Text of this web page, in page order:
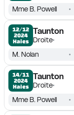
Mme B. Powell
12/12
2024
Haies
Taunton
Droite
M. Nolan
14/11
2024
Haies
Taunton
Droite
Mme B. Powell